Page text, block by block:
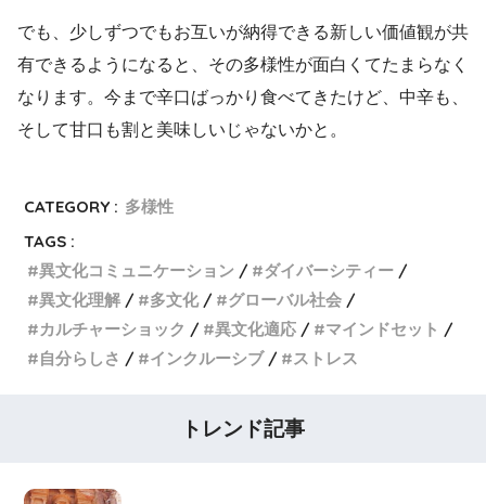
でも、少しずつでもお互いが納得できる新しい価値観が共
有できるようになると、その多様性が面白くてたまらなく
なります。今まで辛口ばっかり食べてきたけど、中辛も、
そして甘口も割と美味しいじゃないかと。
CATEGORY : 多様性
TAGS :
異文化コミュニケーション
ダイバーシティー
異文化理解
多文化
グローバル社会
カルチャーショック
異文化適応
マインドセット
自分らしさ
インクルーシブ ストレス
トレンド記事